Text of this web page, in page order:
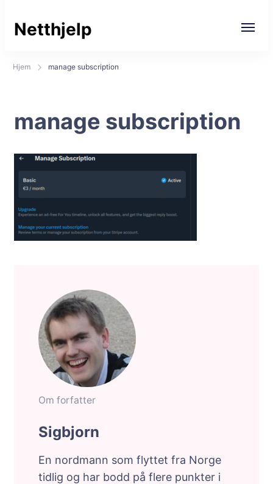
Netthjelp
Hjem manage subscription
manage subscription
Om forfatter
Sigbjorn
En nordmann som flyttet fra Norge
tidlig og har bodd på flere punkter i